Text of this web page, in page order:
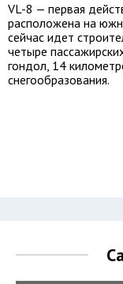
VL-8 — первая
расположена на
сейчас идет
четыре
гондол, 14
снегообразования.